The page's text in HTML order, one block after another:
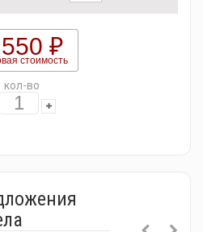
₽
стоимость
кол-во